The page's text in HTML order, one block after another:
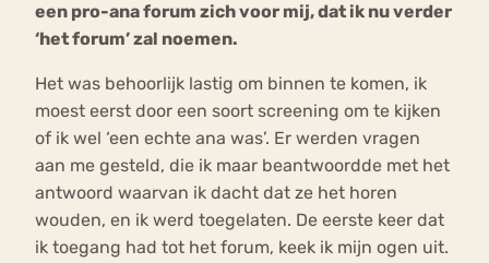
een pro-ana forum zich voor mij, dat ik nu verder
‘het forum’ zal noemen.
Het was behoorlijk lastig om binnen te komen, ik
moest eerst door een soort screening om te kijken
of ik wel ‘een echte ana was’. Er werden vragen
aan me gesteld, die ik maar beantwoordde met het
antwoord waarvan ik dacht dat ze het horen
wouden, en ik werd toegelaten. De eerste keer dat
ik toegang had tot het forum, keek ik mijn ogen uit.